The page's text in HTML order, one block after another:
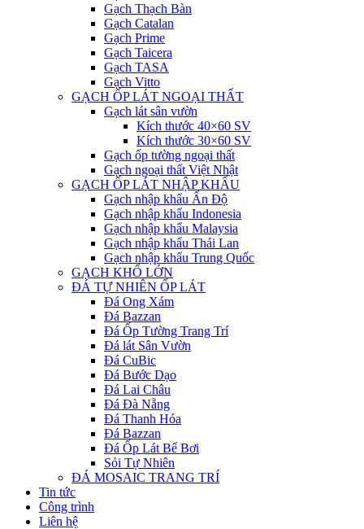
Gạch Thạch Bàn
Gạch Catalan
Gạch Prime
Gạch Taicera
Gạch TASA
Gạch Vitto
GẠCH ỐP LÁT NGOẠI THẤT
Gạch lát sân vườn
Kích thước 40×60 SV
Kích thước 30×60 SV
Gạch ốp tường ngoại thất
Gạch ngoại thất Việt Nhật
GẠCH ỐP LÁT NHẬP KHẨU
Gạch nhập khẩu Ấn Độ
Gạch nhập khẩu Indonesia
Gạch nhập khẩu Malaysia
Gạch nhập khẩu Thái Lan
Gạch nhập khẩu Trung Quốc
GẠCH KHỔ LỚN
ĐÁ TỰ NHIÊN ỐP LÁT
Đá Ong Xám
Đá Bazzan
Đá Ốp Tường Trang Trí
Đá lát Sân Vườn
Đá CuBic
Đá Bước Dạo
Đá Lai Châu
Đá Đà Nẵng
Đá Thanh Hóa
Đá Bazzan
Đá Ốp Lát Bể Bơi
Sỏi Tự Nhiên
ĐÁ MOSAIC TRANG TRÍ
Tin tức
Công trình
Liên hệ